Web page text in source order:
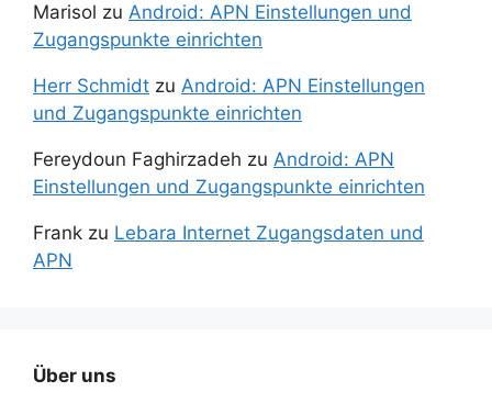
Marisol zu Android: APN Einstellungen und
Zugangspunkte einrichten
Herr Schmidt zu Android: APN Einstellungen
und Zugangspunkte einrichten
Fereydoun Faghirzadeh zu Android: APN
Einstellungen und Zugangspunkte einrichten
Frank zu Lebara Internet Zugangsdaten und
APN
Über uns